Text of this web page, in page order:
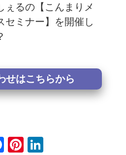
ぇるの【こんまりメ
セミナー】を開催し
せはこちらから
F Pi